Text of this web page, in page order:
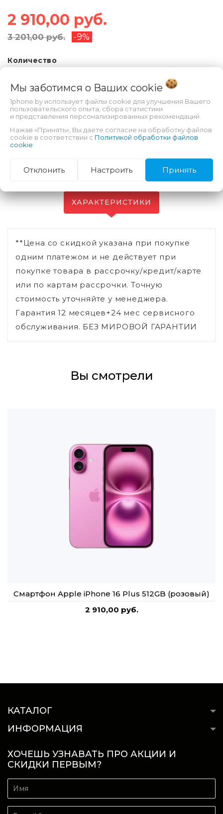
2 910,00 руб.
3 201,00 руб. -9%
Количество
В КОРЗИНУ
ХАРАКТЕРИСТИКИ
**Цена со скидкой указана при покупке
одним платежом и не действует при
покупке товара в рассрочку/кредит/карте
или по картам рассрочки. Точную
стоимость уточняйте у менеджера.
Гарантия 12 месяцев+24 мес сервисного
обслуживания. БЕЗ МИРОВОЙ ГАРАНТИИ
Вы смотрели
Смартфон Apple iPhone 16 Plus 512GB (розовый)
2 910,00 руб.
КАТАЛОГ
ИНФОРМАЦИЯ
ХОЧЕШЬ УЗНАВАТЬ ПРО АКЦИИ И
СКИДКИ ПЕРВЫМ?
Мы заботимся о Ваших cookie
1phone.by использует файлы cookie для улучшения Вашего
пользовательского опыта, сбора статистики
и представления персонализированных рекомендаций.
Нажав «Принять», Вы даете согласие на обработку файлов
cookie в соответствии с Политикой обработки файлов
cookie
Отклонить Настроить Принять